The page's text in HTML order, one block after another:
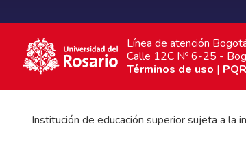
Línea de atención
Calle 12C Nº 6-25 -
Términos de uso |
Institución de educación superior sujeta a la